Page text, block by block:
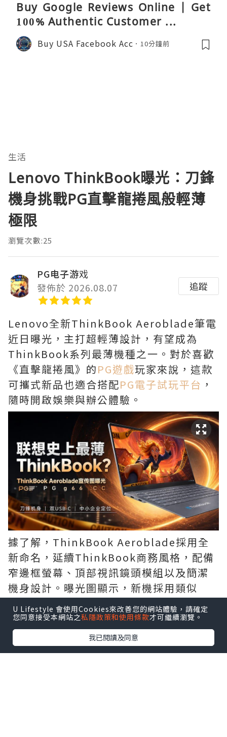
Buy Google Reviews Online | Get
100% Authentic Customer ...
Buy USA Facebook Acc 10分鐘前
生活
Lenovo ThinkBook曝光：刀鋒
機身挑戰PG直擊龍捲風般輕薄
極限
瀏覽次數:25
PG电子游戏
發佈於 2026.08.07
追蹤
Lenovo全新ThinkBook Aeroblade筆電
近日曝光，主打超輕薄設計，有望成為
ThinkBook系列最薄機種之一。對於喜歡
《直擊龍捲風》的PG遊戲玩家來說，這款
可攜式新品也適合搭配PG電子試玩平台 ，
隨時開啟娛樂與辦公體驗。
據了解，ThinkBook Aeroblade採用全
新命名，延續ThinkBook商務風格，配備
窄邊框螢幕、頂部視訊鏡頭模組以及簡潔
機身設計。曝光圖顯示，新機採用類似
「刀鋒」的超薄結構，機身邊緣厚度極
低，整體可攜性進一步提升。
連接埠方面，ThinkBook Aeroblade提
U Lifestyle 會使用Cookies來改善您的網站體驗，請確定
您同意接受本網站之私隱政策和使用條款才可繼續瀏覽。
我已閱讀及同意